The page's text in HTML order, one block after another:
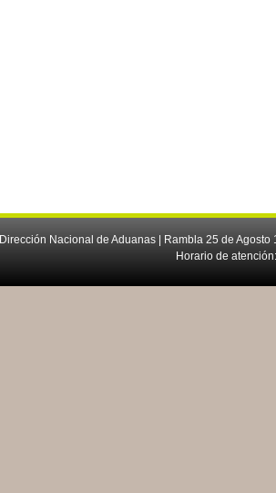
Dirección Nacional de Aduanas | Rambla 25 de
Horario de